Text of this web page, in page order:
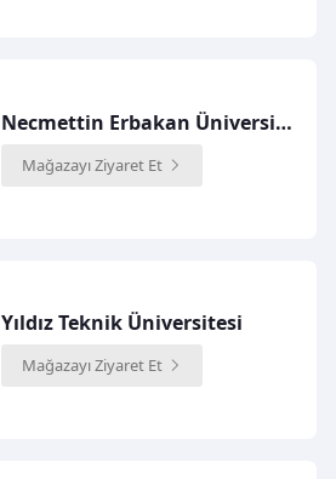
Necmettin Erbakan Üniversitesi
Mağazayı Ziyaret Et
Yıldız Teknik Üniversitesi
Mağazayı Ziyaret Et